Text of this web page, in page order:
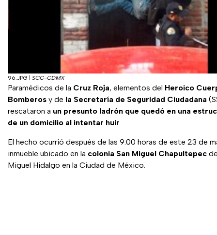
96.JPG SCC-CDMX
Paramédicos de la Cruz Roja, elementos del Heroico
Bomberos y de la Secretaría de Seguridad Ciudadana
rescataron a un presunto ladrón que quedó en una
de un domicilio al intentar huir
El hecho ocurrió después de las 9:00 horas de este 23 de
inmueble ubicado en la colonia San Miguel Chapultepec
Miguel Hidalgo en la Ciudad de México.